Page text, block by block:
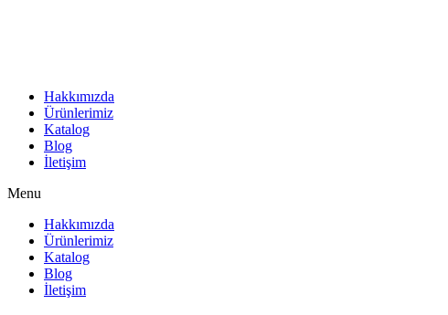
Hakkımızda
Ürünlerimiz
Katalog
Blog
İletişim
Menu
Hakkımızda
Ürünlerimiz
Katalog
Blog
İletişim